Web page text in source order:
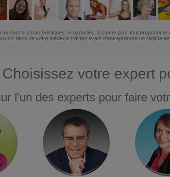
sont ni caractéristiques, ni garanties. Comme pour tout
l'avis de votre médecin traitant avant d'entreprendre un régime
Choisissez votre expert
l'un des experts pour faire